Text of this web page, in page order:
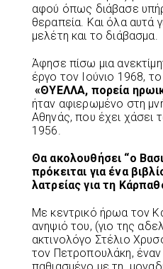
αφού όπως διάβασε
θεραπεία. Και όλα αυτά
μελέτη και το διάβασμα.
Άφησε πίσω μια
έργο τον Ιούνιο 1968,
«ΘΥΕΛΛΑ, πορεία
ήταν αφιερωμένο στη
Αθηνάς, που έχει χάσει
1956.
Θα ακολουθήσει “ο
πρόκειται για ένα
λατρείας για τη
Με κεντρικό ήρωα τον
ανηψιό του, (γιο της
ακτινολόγο Στέλιο
τον Πετροπουλάκη,